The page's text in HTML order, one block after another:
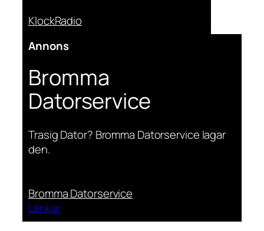
KlockRadio
Annons
Bromma
Datorservice
Trasig Dator? Bromma Datorservice lagar
den.
Bromma Datorservice
Länkar